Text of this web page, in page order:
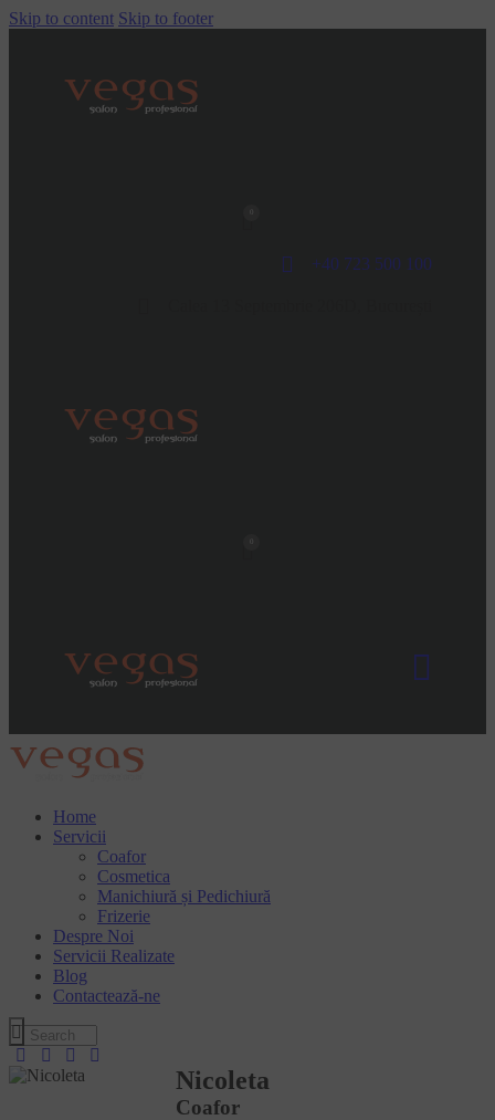
Skip to content Skip to footer
+40 723 500 100
0
Home
Servicii
Coafor
Cosmetica
Manichiură și Pedichiură
Frizerie
Despre Noi
Servicii Realizate
Blog
Contactează-ne
Nicoleta
Coafor